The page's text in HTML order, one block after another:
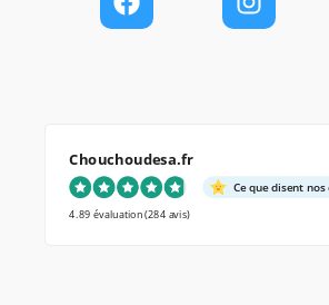
Chouchoudesa.fr
Ce que disent
4.89 évaluation(284 avis)